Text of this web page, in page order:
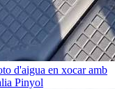
d'aigua en xocar amb
Pinyol